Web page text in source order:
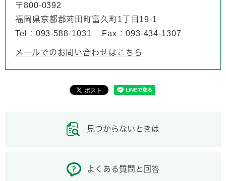
〒800-0392
福岡県京都郡苅田町富久町1丁目19-1
Tel：093-588-1031
Fax：093-434-1307
メールでのお問い合わせはこちら
見つからないときは
よくある質問と回答